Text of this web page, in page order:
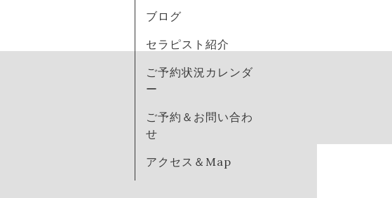
ブログ
セラピスト紹介
ご予約状況カレンダ
ー
ご予約＆お問い合わ
せ
アクセス＆Map